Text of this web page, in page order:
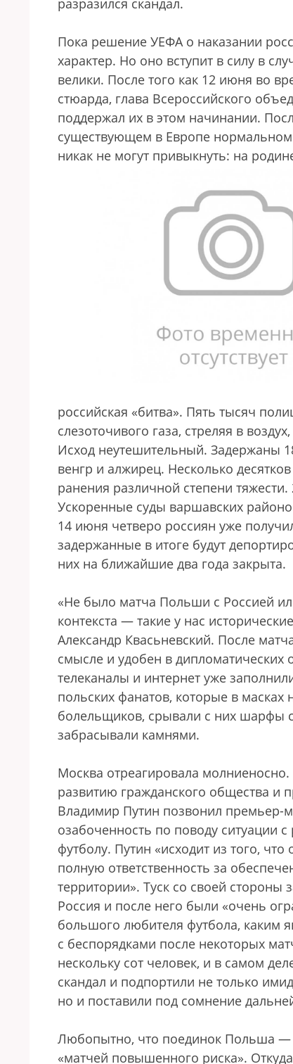
разразился скандал.
Пока решение УЕФА о наказании
характер. Но оно вступит в силу в
велики. После того как 12 июня во
стюарда, глава Всероссийского
поддержал их в этом начинании.
существующем в Европе
никак не могут привыкнуть: на
российская «битва». Пять тысяч
слезоточивого газа, стреляя в
Исход неутешительный. Задержаны
венгр и алжирец. Несколько
ранения различной степени
Ускоренные суды варшавских
14 июня четверо россиян уже
задержанные в итоге будут
них на ближайшие два года закрыта.
«Не было матча Польши с Россией
контекста — такие у нас
Александр Квасьневский. После
смысле и удобен в
телеканалы и интернет уже
польских фанатов, которые в
болельщиков, срывали с них шарфы
забрасывали камнями.
Москва отреагировала
развитию гражданского общества и
Владимир Путин позвонил премьер-
озабоченность по поводу ситуации
футболу. Путин «исходит из того,
полную ответственность за
территории». Туск со своей
Россия и после него были «очень
большого любителя футбола, каким
с беспорядками после некоторых
нескольку сот человек, и в самом
скандал и подпортили не только
но и поставили под сомнение
Любопытно, что поединок Польша —
«матчей повышенного риска».